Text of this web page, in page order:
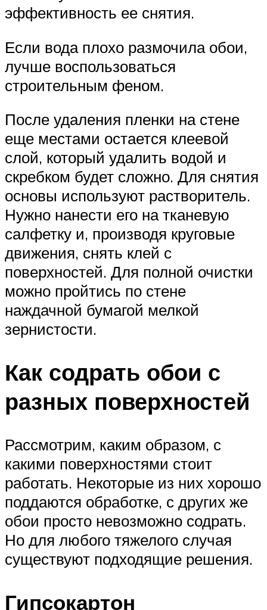
эффективность ее снятия.
Если вода плохо размочила обои,
лучше воспользоваться
строительным феном.
После удаления пленки на стене
еще местами остается клеевой
слой, который удалить водой и
скребком будет сложно. Для снятия
основы используют растворитель.
Нужно нанести его на тканевую
салфетку и, производя круговые
движения, снять клей с
поверхностей. Для полной очистки
можно пройтись по стене
наждачной бумагой мелкой
зернистости.
Как содрать обои с
разных поверхностей
Рассмотрим, каким образом, с
какими поверхностями стоит
работать. Некоторые из них хорошо
поддаются обработке, с других же
обои просто невозможно содрать.
Но для любого тяжелого случая
существуют подходящие решения.
Гипсокартон